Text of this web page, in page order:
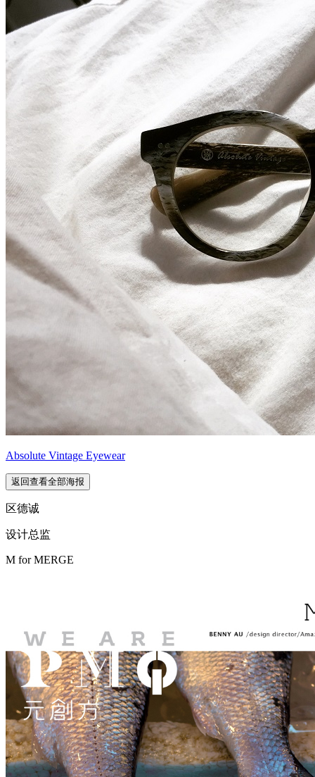
Absolute Vintage Eyewear
返回查看全部海报
区德诚
设计总监
M forMERGE